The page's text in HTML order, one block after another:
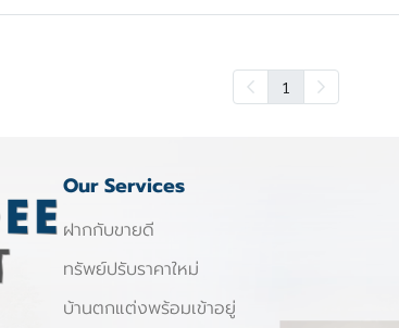
1
Our Services
ฝากกับขายดี
ทรัพย์ปรับราคาใหม่
บ้านตกแต่งพร้อมเข้าอยู่